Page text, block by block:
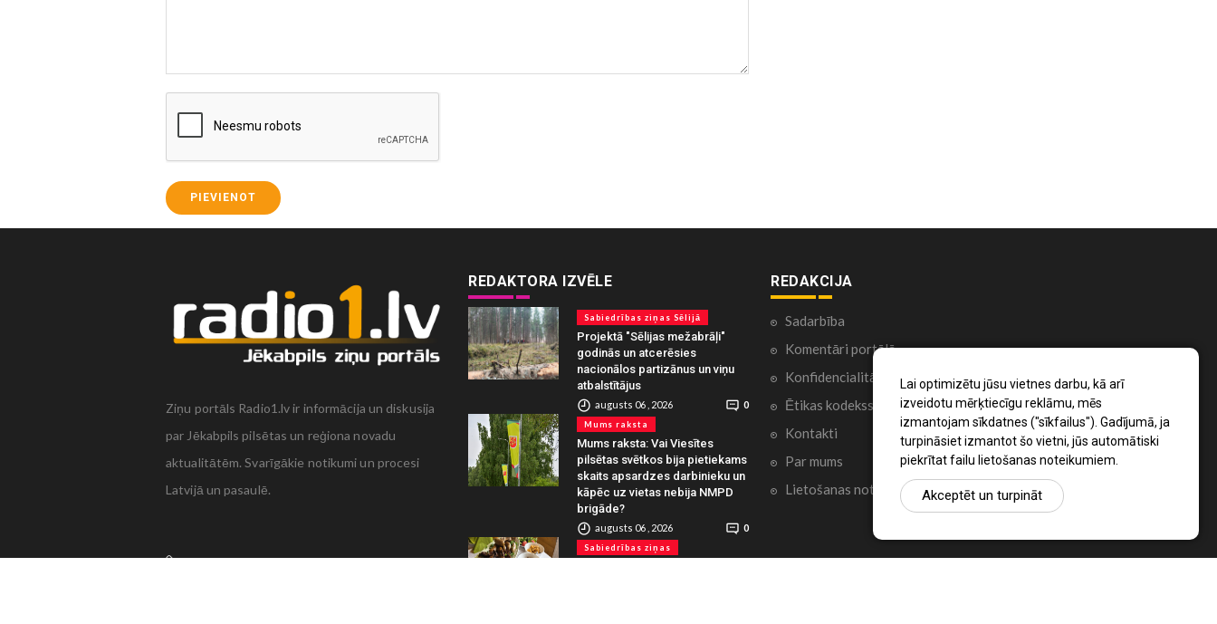
Lai optimizētu jūsu vietnes darbu, kā arī
izveidotu mērķtiecīgu reklāmu, mēs
izmantojam sīkdatnes ("sīkfailus"). Gadījumā, ja
turpināsiet izmantot šo vietni, jūs automātiski
piekrītat failu lietošanas noteikumiem.
Akceptēt un turpināt
PIEVIENOT
Ziņu portāls Radio1.lv ir informācija un diskusija
par Jēkabpils pilsētas un reģiona novadu
aktualitātēm. Svarīgākie notikumi un procesi
Latvijā un pasaulē.
+371 22 320 220
REDAKTORA IZVĒLE
Sabiedrības ziņas Sēlijā
Projektā "Sēlijas mežabrāļi"
godinās un atcerēsies
nacionālos partizānus un viņu
atbalstītājus
augusts 06 , 2026 0
Mums raksta
Mums raksta: Vai Viesītes
pilsētas svētkos bija pietiekams
skaits apsardzes darbinieku un
kāpēc uz vietas nebija NMPD
brigāde?
augusts 06 , 2026 0
Sabiedrības ziņas
REDAKCIJA
Sadarbība
Komentāri portālā
Konfidencialitātes politika
Ētikas kodekss
Kontakti
Par mums
Lietošanas noteikumi